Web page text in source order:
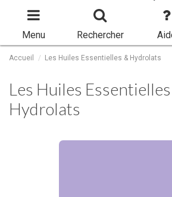
Menu Rechercher
Accueil Les Huiles Essentielles & Hydrolats
Les Huiles
Hydrolats